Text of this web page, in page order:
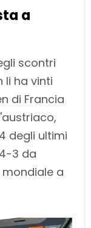
a
scontri
li ha vinti
di Francia
degli ultimi
3 da
a